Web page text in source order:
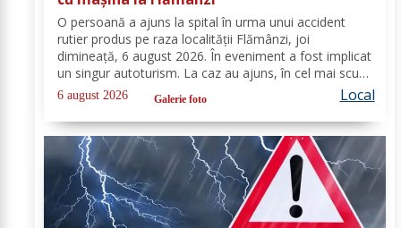
O persoană a ajuns la spital în urma unui accident
rutier produs pe raza localității Flămânzi, joi
dimineață, 6 august 2026. În eveniment a fost implicat
un singur autoturism. La caz au ajuns, în cel mai scurt
timp, pompierii din cadrul Punctului de Lucru Flămânzi,
cu o autospecială de stingere și...
6 august 2026 Galerie foto Local